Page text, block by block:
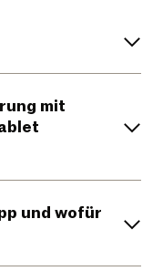
mit
und wofür